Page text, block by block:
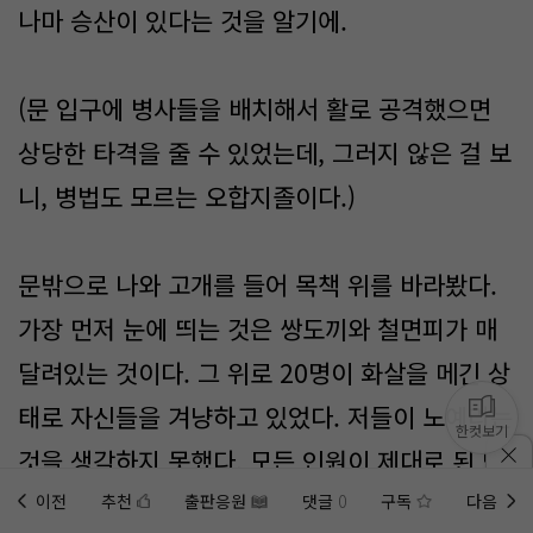
나마 승산이 있다는 것을 알기에.
(문 입구에 병사들을 배치해서 활로 공격했으면
상당한 타격을 줄 수 있었는데, 그러지 않은 걸 보
니, 병법도 모르는 오합지졸이다.)
문밖으로 나와 고개를 들어 목책 위를 바라봤다.
가장 먼저 눈에 띄는 것은 쌍도끼와 철면피가 매
달려있는 것이다. 그 위로 20명이 화살을 메긴 상
태로 자신들을 겨냥하고 있었다. 저들이 노예라는
것을 생각하지 못했다. 모든 인원이 제대로 된 방
어구를 갖추고 있었기 때문이다. 뒤를 돌아보니,
이전 추천 출판응원 댓글 0 구독 다음
한컷보기
홈에미노벨 웹추가하기 미노벨 앱설치하기